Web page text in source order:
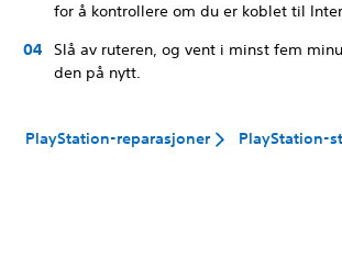
for å kontrollere om du er koblet til
Slå av ruteren, og vent i minst fem
den på nytt.
PlayStation-reparasjoner PlayStation-